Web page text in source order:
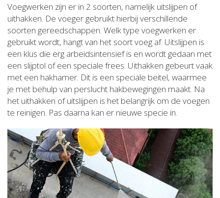
Voegwerken zijn er in 2 soorten, namelijk uitslijpen of
uithakken. De voeger gebruikt hierbij verschillende
soorten gereedschappen. Welk type voegwerken er
gebruikt wordt, hangt van het soort voeg af. Uitslijpen is
een klus die erg arbeidsintensief is en wordt gedaan met
een slijptol of een speciale frees. Uithakken gebeurt vaak
met een hakhamer. Dit is een speciale beitel, waarmee
je met behulp van perslucht hakbewegingen maakt. Na
het uithakken of uitslijpen is het belangrijk om de voegen
te reinigen. Pas daarna kan er nieuwe specie in.